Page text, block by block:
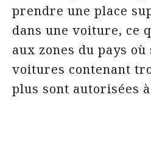
prendre une place
dans une voiture, ce
aux zones du pays
voitures contenant
plus sont autorisées